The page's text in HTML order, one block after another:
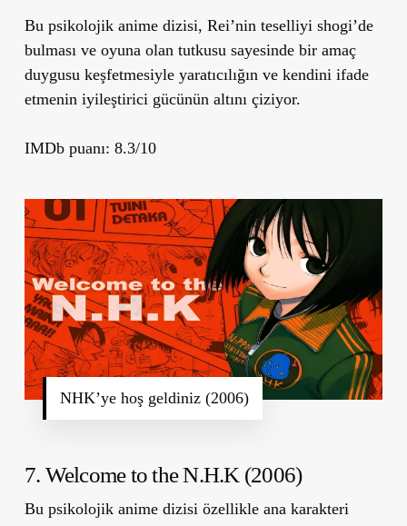
Bu psikolojik anime dizisi, Rei’nin teselliyi shogi’de
bulması ve oyuna olan tutkusu sayesinde bir amaç
duygusu keşfetmesiyle yaratıcılığın ve kendini ifade
etmenin iyileştirici gücünün altını çiziyor.
IMDb puanı: 8.3/10
NHK’ye hoş geldiniz (2006)
7. Welcome to the N.H.K (2006)
Bu psikolojik anime dizisi özellikle ana karakteri